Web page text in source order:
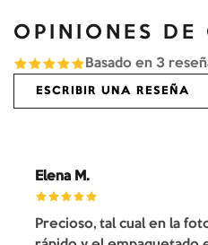
OPINIONES DE
Basado en 3
ESCRIBIR UNA RESEÑA
Elena M.
Precioso, tal cual en la